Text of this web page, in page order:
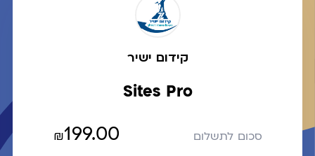
קידום ישיר
Sites Pro
סכום לתשלום ₪199.00